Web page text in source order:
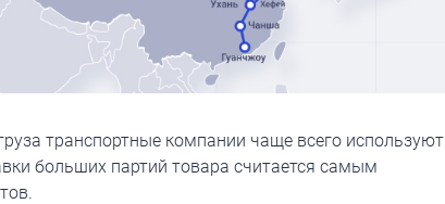
транспортные компании чаще всего используют
больших партий товара считается самым